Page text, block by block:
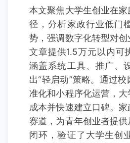
本文聚焦大学生创业在
径，分析家政行业低门
势，强调数字化转型对创
文章提供1.5万元以内可
涵盖系统工具、推广、
出“轻启动”策略。通过
准化和小程序化运营，大
成本并快速建立口碑。
赛道，为青年创业者提
闭环，验证了大学生创